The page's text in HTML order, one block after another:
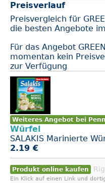
Preisverlauf
Preisvergleich für
die besten Angebote
Für das Angebot
momentan kein
zur Verfügung
Weiteres Angebot bei
Würfel
SALAKIS Marinierte
2.19 €
Produkt online kaufen
Ein Klick auf einen Link und